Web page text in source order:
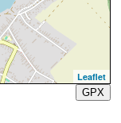
Leaflet
GPX